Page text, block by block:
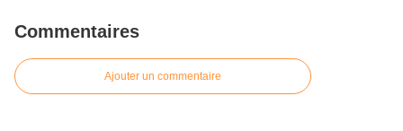
Commentaires
Ajouter un commentaire